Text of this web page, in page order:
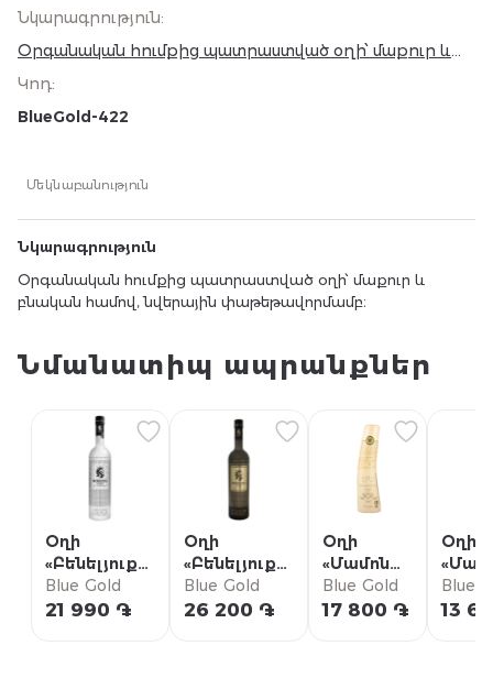
Նկարագրություն:
Օրգանական հումքից պատրաստված օղի՝ մաքուր և
Կոդ:
BlueGold-422
Մեկնաբանություն
Նկարագրություն
Օրգանական հումքից պատրաստված օղի՝ մաքուր և
բնական համով, նվերային փաթեթավորմամբ։
Նմանատիպ ապրանքներ
Օղի
«Բենելյուքս»
Ուայթ 0.7լ
Blue Gold
21 990 ֏
Օղի
«Բենելյուքս»
Բլեք 0.7լ
Blue Gold
26 200 ֏
Օղի
«Մամոնտ»
Այվորի
0.7լ
Blue Gold
17 800 ֏
Օղի
0.5լ
Blue
13